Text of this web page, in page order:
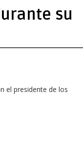
su
el presidente de los